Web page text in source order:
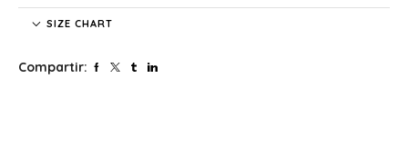
en ocasiones especiales, esta campera workwear
funciona perfecto para salir, viajar, usar diariamente o
Características
SIZE CHART
Compartir: